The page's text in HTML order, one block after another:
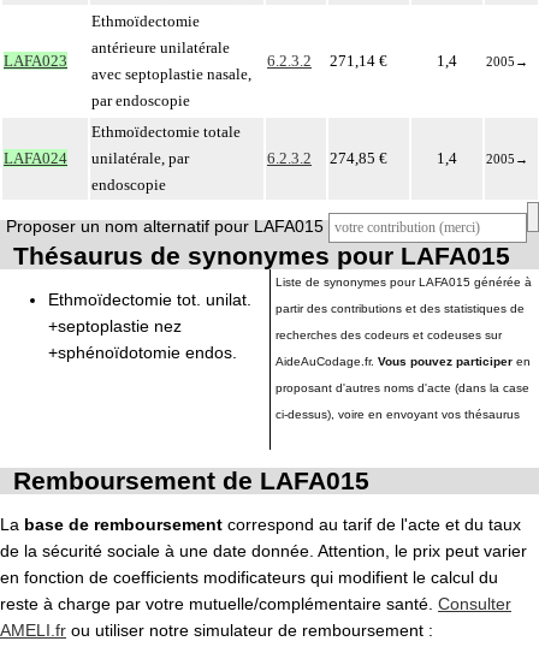
LAFA023
Ethmoïdectomie
antérieure unilatérale
avec septoplastie nasale,
par endoscopie
6.2.3.2 271,14 € 1,4 2005 →
LAFA024
Ethmoïdectomie totale
unilatérale, par
endoscopie
6.2.3.2 274,85 € 1,4 2005 →
Proposer un nom alternatif pour LAFA015
Thésaurus de synonymes pour LAFA015
Ethmoïdectomie tot. unilat.
+septoplastie nez
+sphénoïdotomie endos.
Liste de synonymes pour LAFA015 générée à
partir des contributions et des statistiques de
recherches des codeurs et codeuses sur
AideAuCodage.fr. Vous pouvez participer en
proposant d'autres noms d'acte (dans la case
ci-dessus), voire en envoyant vos thésaurus
Remboursement de LAFA015
La base de remboursement correspond au tarif de l'acte et du taux
de la sécurité sociale à une date donnée. Attention, le prix peut varier
en fonction de coefficients modificateurs qui modifient le calcul du
reste à charge par votre mutuelle/complémentaire santé. Consulter
AMELI.fr ou utiliser notre simulateur de remboursement :